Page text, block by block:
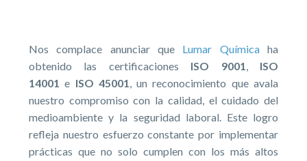
Nos complace anunciar que Lumar Químicaha
obtenido las certificaciones ISO 9001, ISO
14001 e ISO 45001, un reconocimiento que avala
nuestro compromiso con la calidad, el cuidado del
medioambiente y la seguridad laboral. Este logro
refleja nuestro esfuerzo constante por implementar
prácticas que no solo cumplen con los más altos